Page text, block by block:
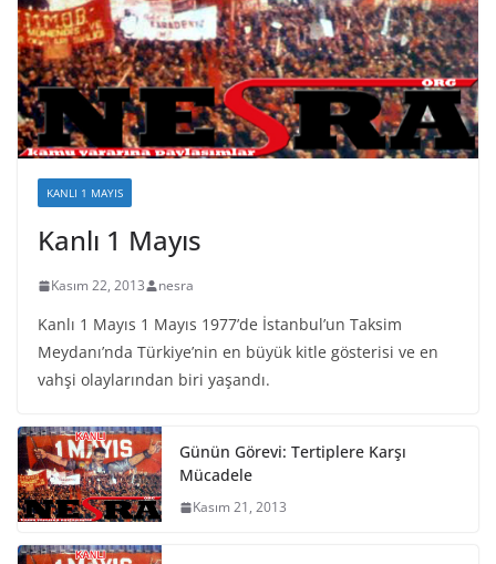
KANLI 1 MAYIS
Kanlı 1 Mayıs
Kasım 22, 2013 nesra
Kanlı 1 Mayıs 1 Mayıs 1977’de İstanbul’un Taksim
Meydanı’nda Türkiye’nin en büyük kitle gösterisi ve en
vahşi olaylarından biri yaşandı.
Günün Görevi: Tertiplere Karşı
Mücadele
Kasım 21, 2013